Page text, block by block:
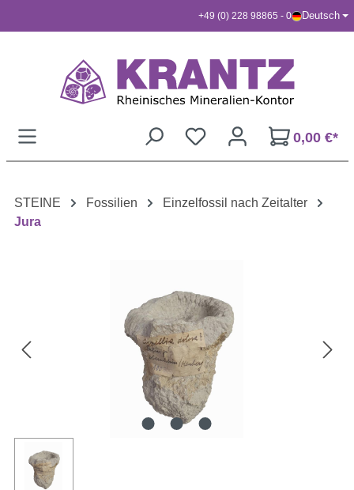
+49 (0) 228 98865 - 0 Deutsch
0,00 €*
STEINE Fossilien
Einzelfossil nach Zeitalter
Jura